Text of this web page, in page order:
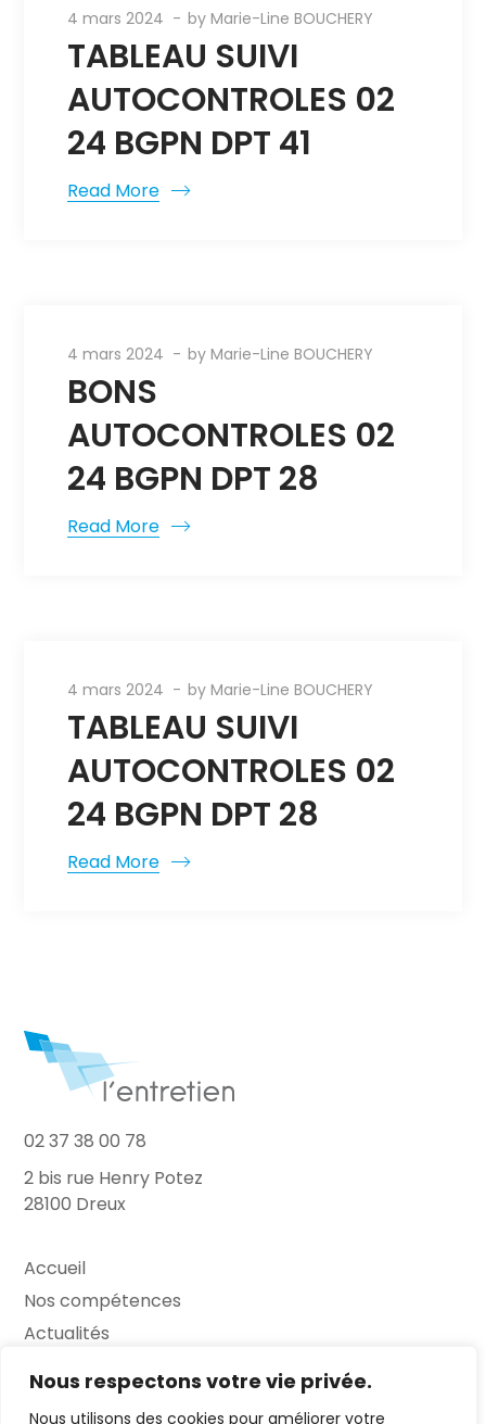
Nous respectons votre vie privée.
Nous utilisons des cookies pour améliorer votre
4 mars 2024 byMarie-Line BOUCHERY
TABLEAU SUIVI
AUTOCONTROLES 02
24 BGPN DPT 41
Read More
4 mars 2024 byMarie-Line BOUCHERY
BONS
AUTOCONTROLES 02
24 BGPN DPT 28
Read More
4 mars 2024 byMarie-Line BOUCHERY
TABLEAU SUIVI
AUTOCONTROLES 02
24 BGPN DPT 28
Read More
02 37 38 00 78
2 bis rue Henry Potez
28100 Dreux
Accueil
Nos compétences
Actualités